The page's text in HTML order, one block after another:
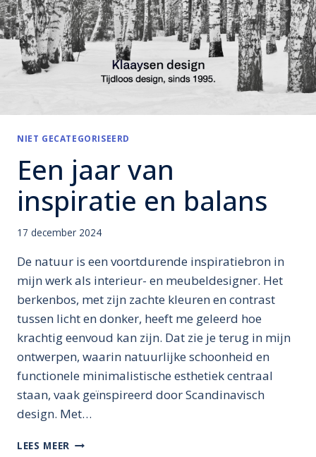
NIET GECATEGORISEERD
Een jaar van
inspiratie en balans
17 december 2024
De natuur is een voortdurende inspiratiebron in
mijn werk als interieur- en meubeldesigner. Het
berkenbos, met zijn zachte kleuren en contrast
tussen licht en donker, heeft me geleerd hoe
krachtig eenvoud kan zijn. Dat zie je terug in mijn
ontwerpen, waarin natuurlijke schoonheid en
functionele minimalistische esthetiek centraal
staan, vaak geïnspireerd door Scandinavisch
design. Met…
LEES MEER EEN